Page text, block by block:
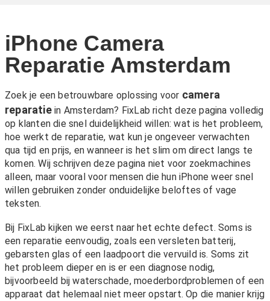
iPhone Camera
Reparatie Amsterdam
Zoek je een betrouwbare oplossing voor camera
reparatiein Amsterdam? FixLab richt deze pagina volledig
op klanten die snel duidelijkheid willen: wat is het probleem,
hoe werkt de reparatie, wat kun je ongeveer verwachten
qua tijd en prijs, en wanneer is het slim om direct langs te
komen. Wij schrijven deze pagina niet voor zoekmachines
alleen, maar vooral voor mensen die hun iPhone weer snel
willen gebruiken zonder onduidelijke beloftes of vage
teksten.
Bij FixLab kijken we eerst naar het echte defect. Soms is
een reparatie eenvoudig, zoals een versleten batterij,
gebarsten glas of een laadpoort die vervuild is. Soms zit
het probleem dieper en is er een diagnose nodig,
bijvoorbeeld bij waterschade, moederbordproblemen of een
apparaat dat helemaal niet meer opstart. Op die manier krijg